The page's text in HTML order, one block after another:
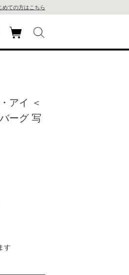
めての方はこちら
アイ ＜
ーグ 写
す